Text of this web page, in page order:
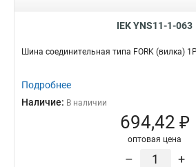
IEK YNS11-1-063
Шина соединительная типа FORK (вилка)
Подробнее
Наличие: В наличии
694,42 ₽
оптовая цена
– +